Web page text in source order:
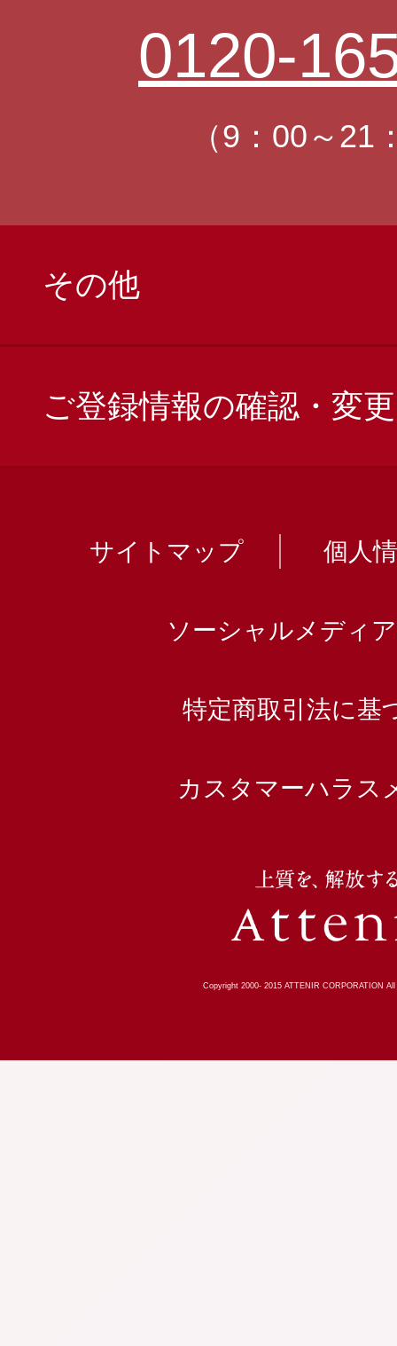
0120-
（9：00～21
その他
ご登録情報の確認・変更
サイトマップ 個人
ソーシャルメディ
特定商取引法に基
カスタマーハラス
Copyright 2000- 2015ATTENIR CORPORATION